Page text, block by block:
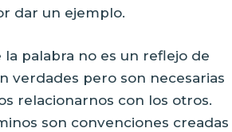
dar un ejemplo.
la palabra no es un reflejo de
verdades pero son necesarias
relacionarnos con los otros.
son convenciones creadas